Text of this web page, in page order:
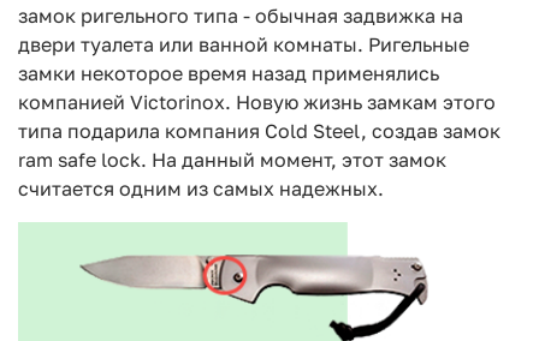
замок ригельного типа - обычная задвижка на
двери туалета или ванной комнаты. Ригельные
замки некоторое время назад применялись
компанией Victorinox. Новую жизнь замкам этого
типа подарила компания Cold Steel, создав замок
ram safe lock. На данный момент, этот замок
считается одним из самых надежных.